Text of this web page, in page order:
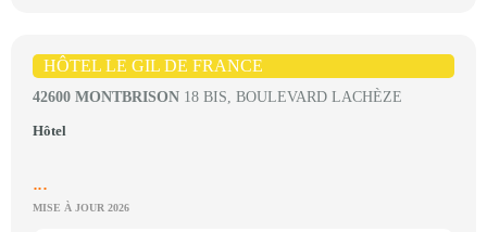
HÔTEL LE GIL DE FRANCE
42600 MONTBRISON 18 BIS, BOULEVARD LACHÈZE
Hôtel
...
MISE À JOUR 2026